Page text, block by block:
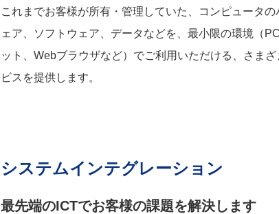
これまでお客様が所有・管理していた、コンピュータの
ェア、ソフトウェア、データなどを、最小限の環境（
ット、Webブラウザなど）でご利用いただける、さまざ
ビスを提供します。
システムインテグレーション
最先端のICTでお客様の課題を解決します